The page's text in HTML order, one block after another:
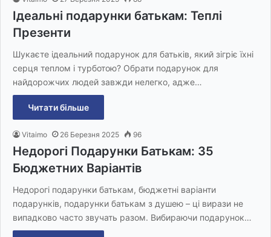
Ідеальні подарунки батькам: Теплі
Презенти
Шукаєте ідеальний подарунок для батьків, який зігріє їхні
серця теплом і турботою? Обрати подарунок для
найдорожчих людей завжди нелегко, адже…
Читати більше
Vitaimo 26 Березня 2025 96
Недорогі Подарунки Батькам: 35
Бюджетних Варіантів
Недорогі подарунки батькам, бюджетні варіанти
подарунків, подарунки батькам з душею – ці вирази не
випадково часто звучать разом. Вибираючи подарунок…